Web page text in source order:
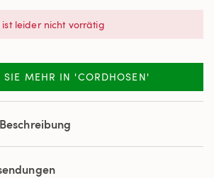
ist leider nicht vorrätig
SIE MEHR IN 'CORDHOSEN'